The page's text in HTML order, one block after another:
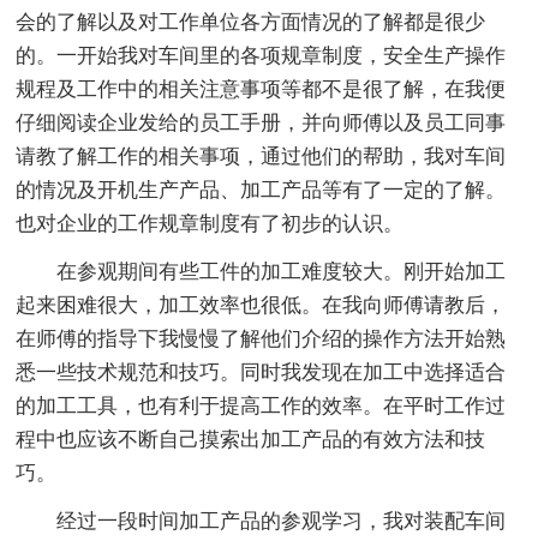
会的了解以及对工作单位各方面情况的了解都是很少
的。一开始我对车间里的各项规章制度，安全生产操作
规程及工作中的相关注意事项等都不是很了解，在我便
仔细阅读企业发给的员工手册，并向师傅以及员工同事
请教了解工作的相关事项，通过他们的帮助，我对车间
的情况及开机生产产品、加工产品等有了一定的了解。
也对企业的工作规章制度有了初步的认识。
在参观期间有些工件的加工难度较大。刚开始加工
起来困难很大，加工效率也很低。在我向师傅请教后，
在师傅的指导下我慢慢了解他们介绍的操作方法开始熟
悉一些技术规范和技巧。同时我发现在加工中选择适合
的加工工具，也有利于提高工作的效率。在平时工作过
程中也应该不断自己摸索出加工产品的有效方法和技
巧。
经过一段时间加工产品的参观学习，我对装配车间